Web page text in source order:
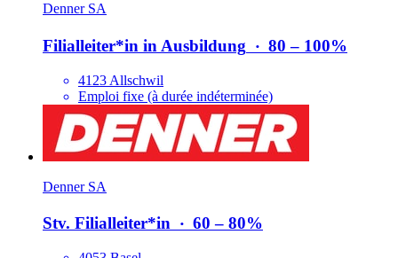
Denner SA
Filialleiter*​in in Ausbildung ‧ 80 – 100%
4123 Allschwil
Emploi fixe (à durée indéterminée)
Denner SA
Stv. Filialleiter*​in ‧ 60 – 80%